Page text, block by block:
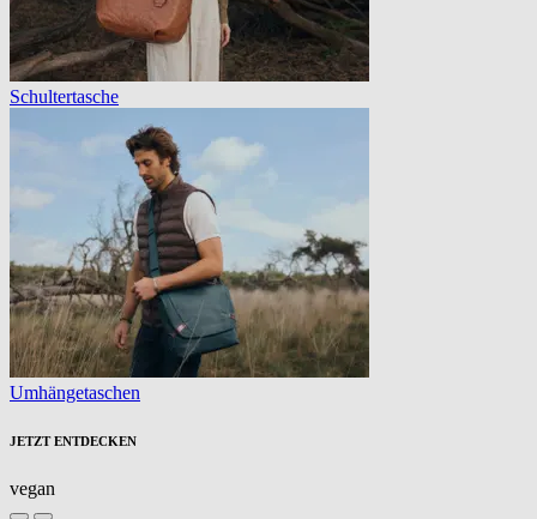
Schultertasche
Umhängetaschen
JETZT ENTDECKEN
vegan